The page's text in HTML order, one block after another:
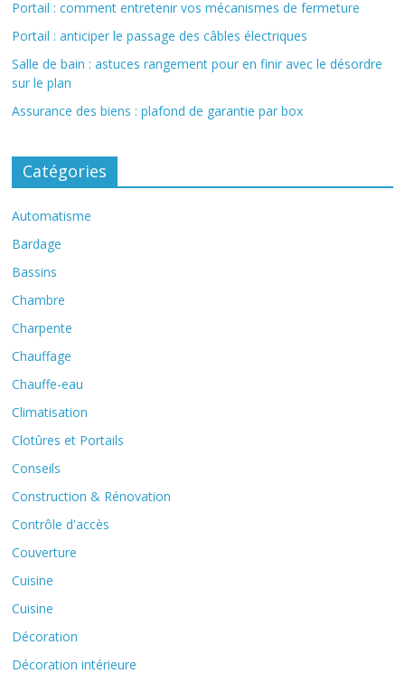
Portail : comment entretenir vos mécanismes de fermeture
Portail : anticiper le passage des câbles électriques
Salle de bain : astuces rangement pour en finir avec le désordre
sur le plan
Assurance des biens : plafond de garantie par box
Catégories
Automatisme
Bardage
Bassins
Chambre
Charpente
Chauffage
Chauffe-eau
Climatisation
Clotûres et Portails
Conseils
Construction & Rénovation
Contrôle d'accès
Couverture
Cuisine
Cuisine
Décoration
Décoration intérieure